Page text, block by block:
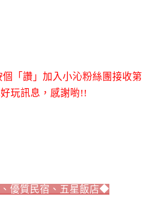
「讚」加入小沁粉絲團接收第
玩訊息，感謝喲!!
優質民宿、五星飯店◆